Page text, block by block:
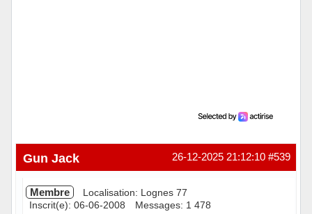
#539
26-12-2025 21:12:10
Gun Jack
Membre
Localisation: Lognes 77
Inscrit(e): 06-06-2008
Messages: 1 478